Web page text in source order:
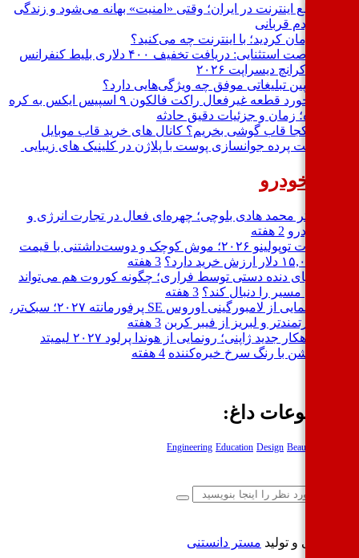
قطع اینترنت در ایران؛ وقتی «امنیت» بهانه می‌شود و زندگی
مردم قربانی
پیرمان کردید؛ با اینترنت چه می‌کنید؟
فرصت استثنایی: دریافت تخفیف ۴۰۰ دلاری بلیط کنفرانس
تک‌کرانچ دیسراپت ۲۰۲۶
کمپین تبلیغاتی موفق چه ویژگی‌هایی دارد؟
برخورد قطعه غیرفعال راکت فالکون ۹ اسپیس ایکس به کره
ماه؛ زمان و جزئیات دقیق حادثه
از کجا قاب گوشی بخریم؟ کانال های خرید قاب موبایل
پشت پرده جوانسازی پوست با پلاژن در کلینیک های زیبایی
خودرو
دکتر محمد هادی بلوچی؛ چهره‌ای فعال در تجارت انرژی و
2 هفته
فیات توپولینو ۲۰۲۶؛ موش کوچک و دوست‌داشتنی با قیمت
۱۵,۰۰۰ دلار ارزش خرید دارد؟
3 هفته
احیای دنده دستی توسط فراری؛ چگونه کوروت هم می‌تواند
این مسیر را دنبال کند؟ 3 هفته
رونمایی از لامبورگینی اوروس SE پرفورمانته ۲۰۲۷؛ سبک‌تر،
قدرتمندتر و لبریز از فیبر کربن 3 هفته
شاهکار جدید ژاپنی؛ رونمایی از هوندا پرلود ۲۰۲۷ لیمیتد
ادیشن با رنگ سرخ خیره‌کننده 4 هفته
داغ:
Engineering Education Design
و تولیدمستر دانستنی